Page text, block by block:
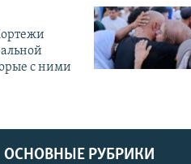
с ними
ОСНОВНЫЕ РУБРИКИ